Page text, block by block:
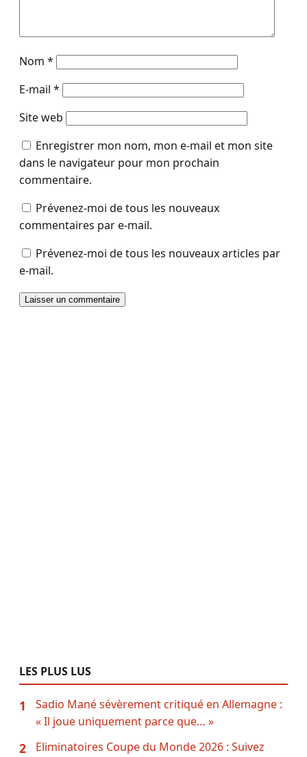
Nom *
E-mail *
Site web
Enregistrer mon nom, mon e-mail et mon site
dans le navigateur pour mon prochain
commentaire.
Prévenez-moi de tous les nouveaux
commentaires par e-mail.
Prévenez-moi de tous les nouveaux articles par
e-mail.
LES PLUS LUS
1
Sadio Mané sévèrement critiqué en Allemagne :
« Il joue uniquement parce que… »
2
Eliminatoires Coupe du Monde 2026 : Suivez